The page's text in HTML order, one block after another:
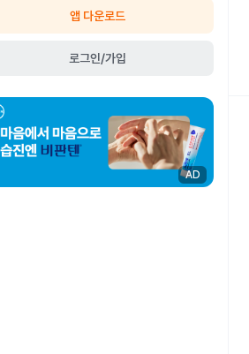
앱 다운로드
로그인/가입
AD